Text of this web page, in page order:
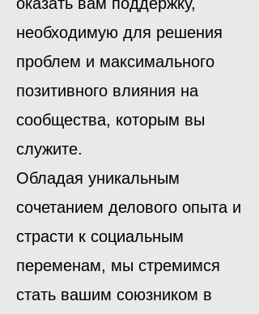
необходимую для решения
проблем и максимального
позитивного влияния на
сообщества, которым вы
служите.
Обладая уникальным
сочетанием делового опыта и
страсти к социальным
переменам, мы стремимся
стать вашим союзником в